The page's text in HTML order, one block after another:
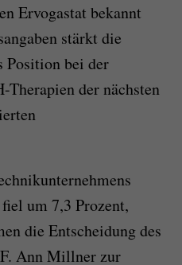
Ervogastat bekannt
stärkt die
Position bei der
der nächsten
um 7,3 Prozent,
die Entscheidung des
Ann Millner zur